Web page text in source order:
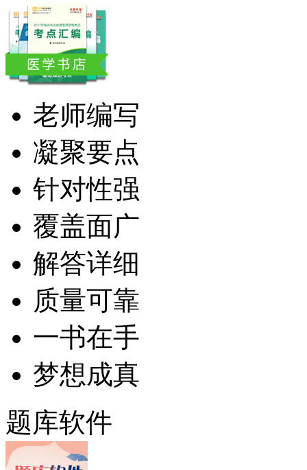
老师编写
凝聚要点
针对性强
覆盖面广
解答详细
质量可靠
一书在手
梦想成真
题库软件